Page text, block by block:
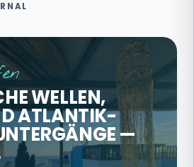
WELLEN,
ATLANTIK-
—